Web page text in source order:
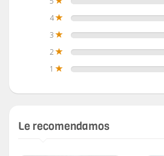
4
3
2
1
Le recomendamos